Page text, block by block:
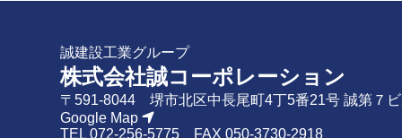
誠建設工業グループ
株式会社誠コーポレーション
〒591-8044 堺市北区中長尾町4丁5番21号 誠第７
Google Map
TEL072-256-5775 FAX 050-3730-2918